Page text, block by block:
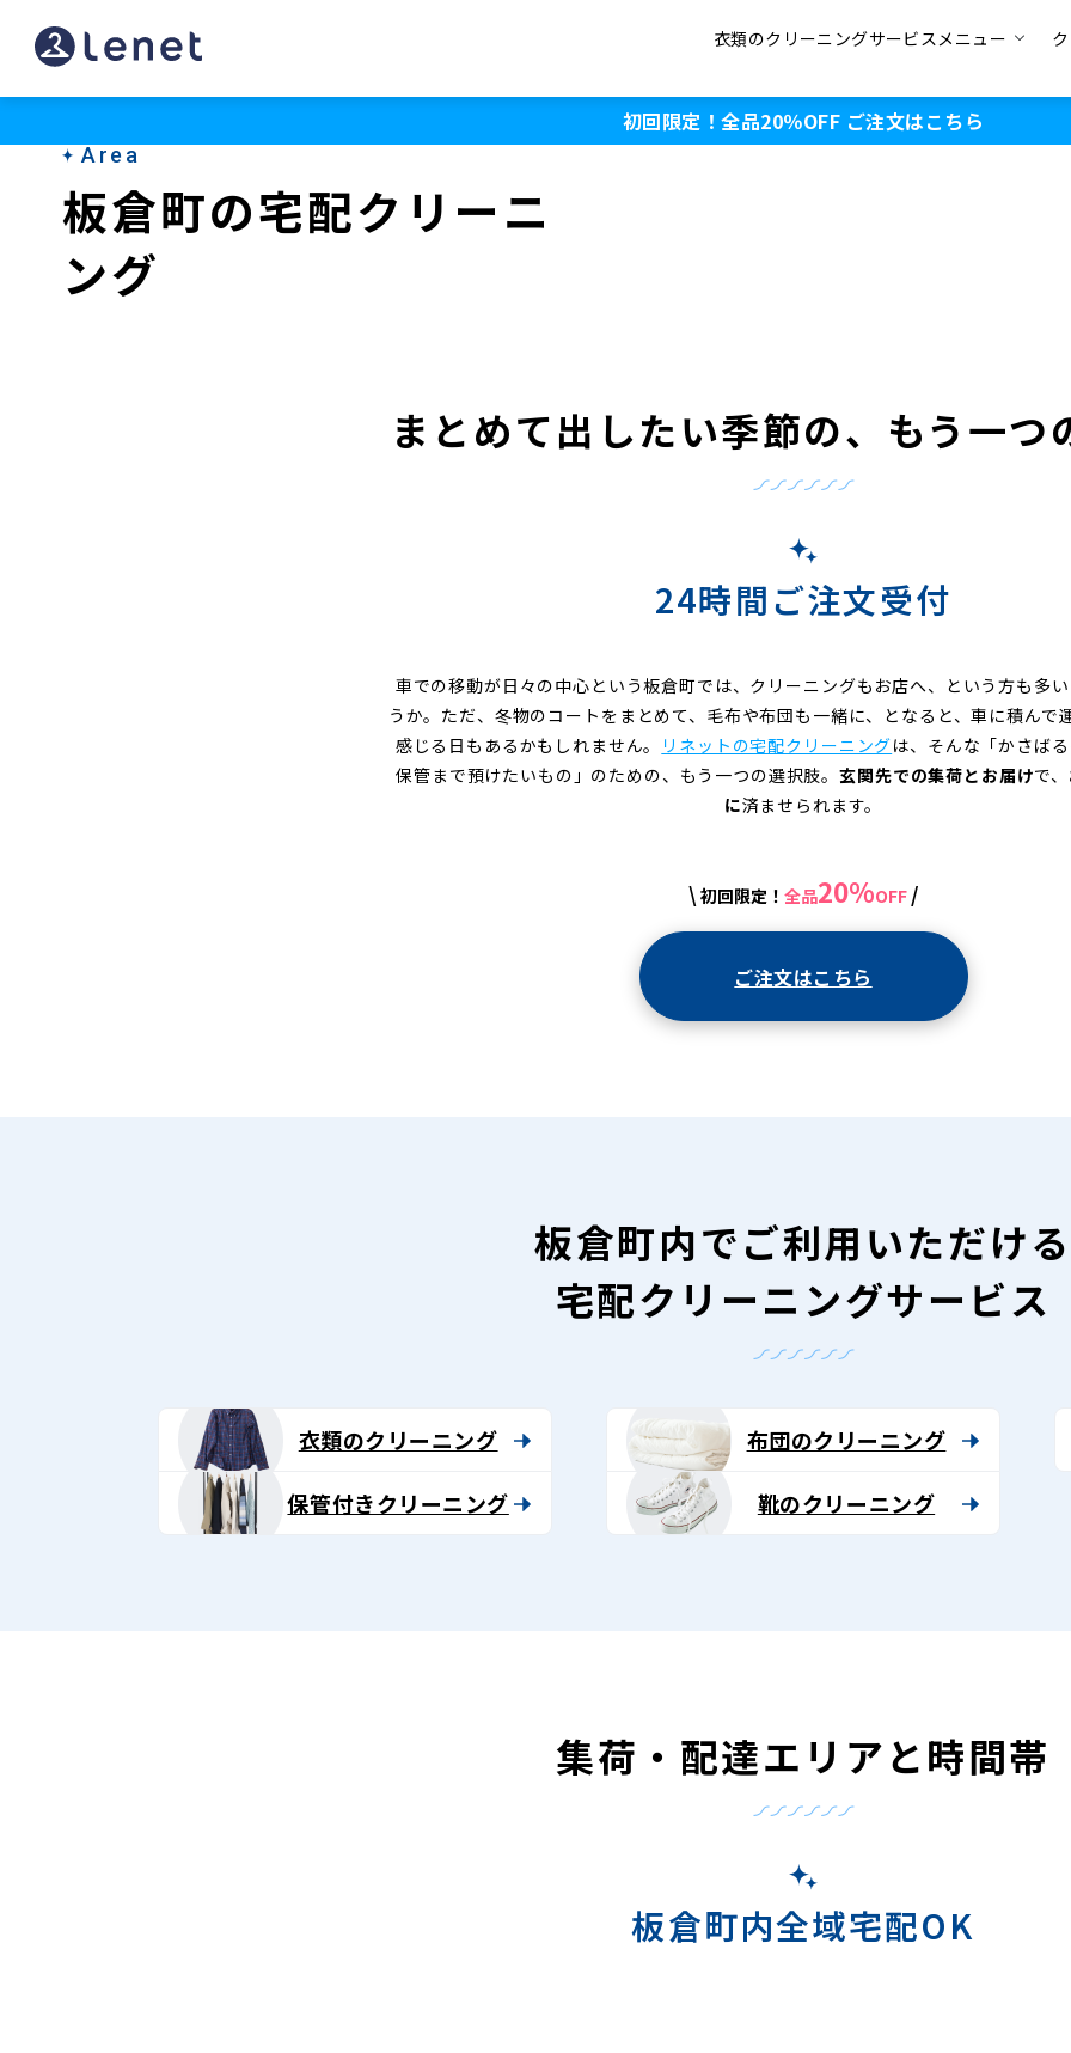
板
倉
衣類のクリーニングサービスメニュー
初回限定！全品20％OFF ご注文はこちら
Area
板倉町の宅配クリーニ
ング
まとめて出したい季節の、もう一つ
24時間ご注文受付
車での移動が日々の中心という板倉町では、クリーニングもお店へ、という方も多
うか。ただ、冬物のコートをまとめて、毛布や布団も一緒に、となると、車に積んで
感じる日もあるかもしれません。
リネットの宅配クリーニングは、そんな「かさば
保管まで預けたいもの」のための、もう一つの選択肢。玄関先での集荷とお届けで、
に済ませられます。
\ 初回限定！ 全品20%OFF /
ご注文はこちら
板倉町内でご利用いただける
宅配クリーニングサービス
衣類のクリーニング
保管付きクリーニング
布団のクリーニング
靴のクリーニング
集荷・配達エリアと時間帯
板倉町内全域宅配OK